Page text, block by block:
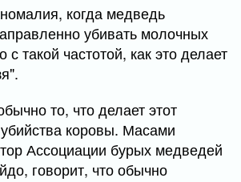
когда медведь
убивать молочных
такой частотой, как это делает
то, что делает этот
коровы. Масами
Ассоциации бурых медведей
говорит, что обычно